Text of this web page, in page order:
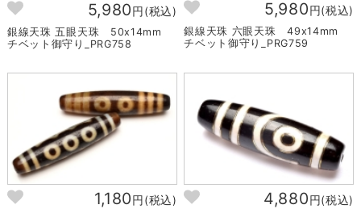
5,980円(税込)
銀線天珠 五眼天珠 50x14mm
チベット御守り_PRG758
5,980円(税込)
銀線天珠 六眼天珠 49x14mm
チベット御守り_PRG759
1,180円(税込) 4,880円(税込)